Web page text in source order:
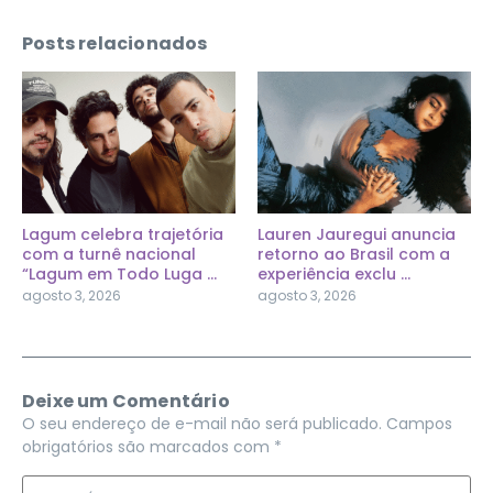
Posts relacionados
Lagum celebra trajetória
com a turnê nacional
“Lagum em Todo Luga ...
agosto 3, 2026
Lauren Jauregui anuncia
retorno ao Brasil com a
experiência exclu ...
agosto 3, 2026
Deixe um Comentário
O seu endereço de e-mail não será publicado. Campos
obrigatórios são marcados com *